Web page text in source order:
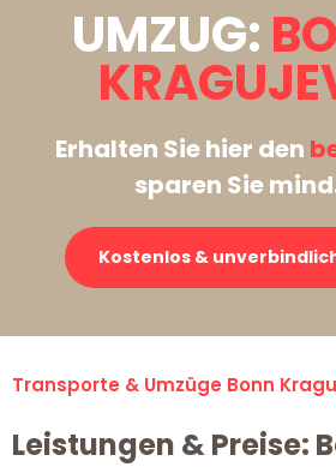
UMZUG:
Erhalten Sie hier den
sparen Sie
Kostenlos &
Transporte & Umzüge Bonn
Leistungen & Preise: